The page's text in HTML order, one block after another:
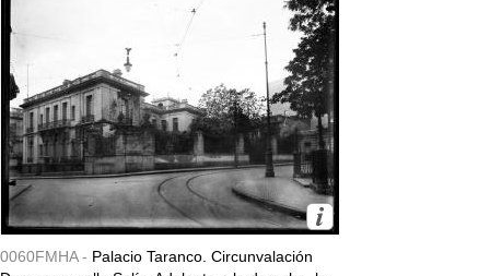
0060FMHA - Palacio Taranco. Circunvalación